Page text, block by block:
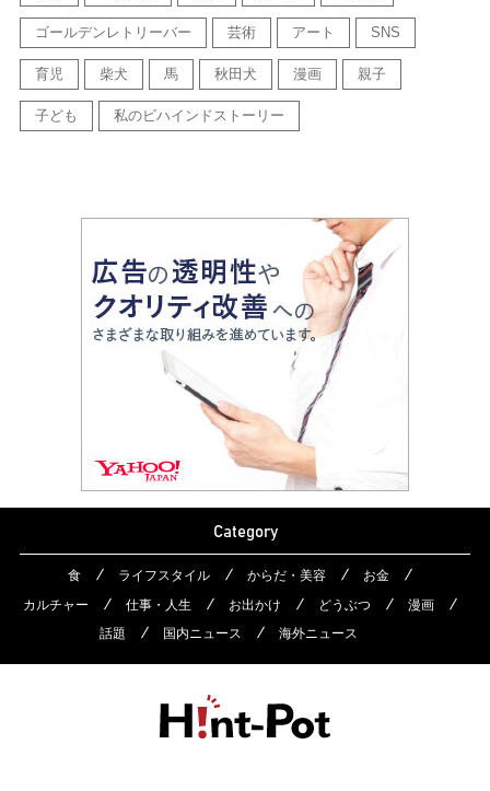
ゴールデンレトリーバー 芸術 アート SNS
育児 柴犬 馬 秋田犬 漫画 親子
子ども 私のビハインドストーリー
Category
食 ライフスタイル からだ・美容
お金
カルチャー
仕事・人生 お出かけ どうぶつ
漫画
話題
国内ニュース 海外ニュース